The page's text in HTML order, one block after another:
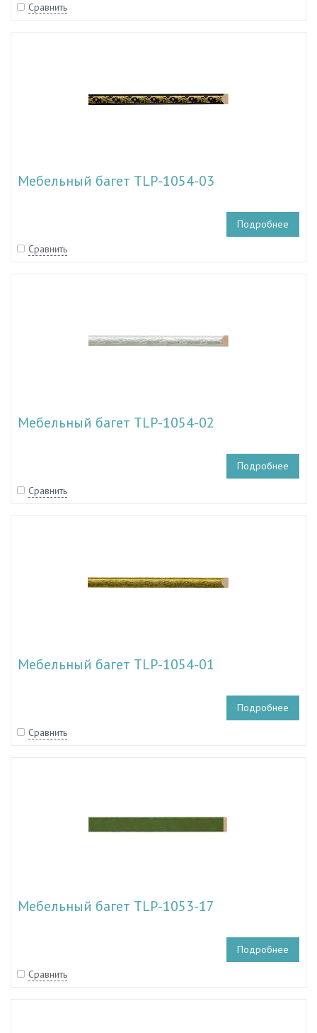
Сравнить
Мебельный багет TLP-1054-03
Подробнее
Сравнить
Мебельный багет TLP-1054-02
Подробнее
Сравнить
Мебельный багет TLP-1054-01
Подробнее
Сравнить
Мебельный багет TLP-1053-17
Подробнее
Сравнить